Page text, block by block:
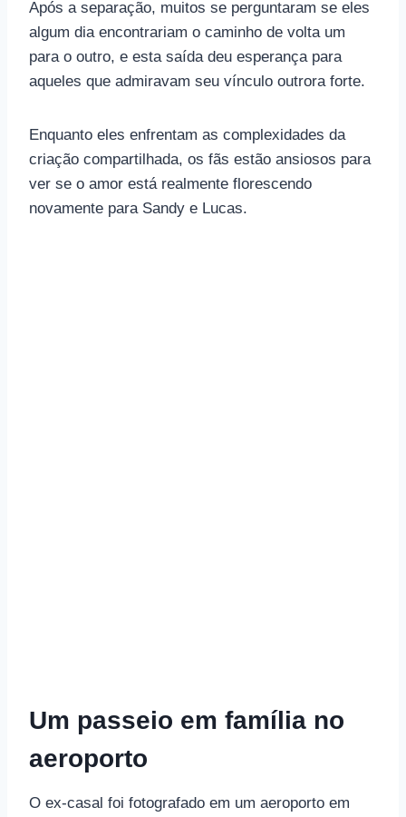
Após a separação, muitos se perguntaram se eles
algum dia encontrariam o caminho de volta um
para o outro, e esta saída deu esperança para
aqueles que admiravam seu vínculo outrora forte.
Enquanto eles enfrentam as complexidades da
criação compartilhada, os fãs estão ansiosos para
ver se o amor está realmente florescendo
novamente para Sandy e Lucas.
Um passeio em família no
aeroporto
O ex-casal foi fotografado em um aeroporto em